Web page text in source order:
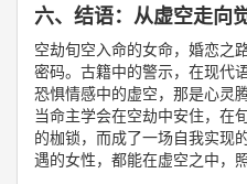
六、结语：从虚空走向
空劫旬空入命的女命，婚恋之
密码。古籍中的警示，在现代
恐惧情感中的虚空，那是心灵
当命主学会在空劫中安住，在
的枷锁，而成了一场自我实现
遇的女性，都能在虚空之中，